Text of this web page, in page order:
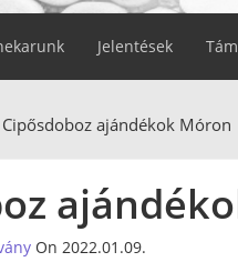
Jelentések
Cipősdoboz ajándékok Móron
On 2022.01.09.